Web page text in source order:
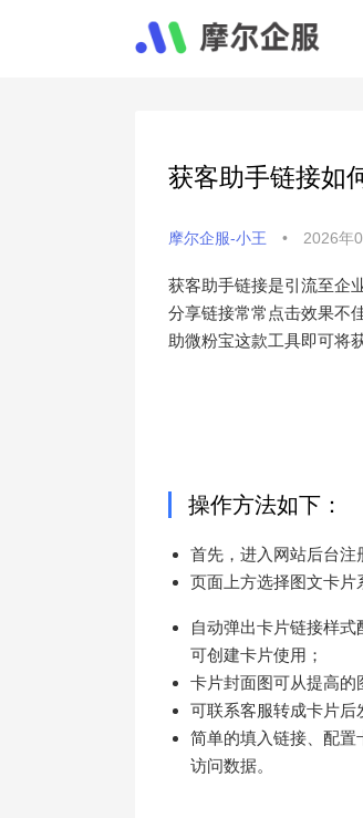
获客助手链接如
摩尔企服-小王 • 2026年
获客助手链接是引流至企
分享链接常常点击效果不
助微粉宝这款工具即可将
操作方法如下：
首先，进入网站后台注
页面上方选择图文卡片
自动弹出卡片链接样
可创建卡片使用；
卡片封面图可从提高的
可联系客服转成卡片后
简单的填入链接、配
访问数据。